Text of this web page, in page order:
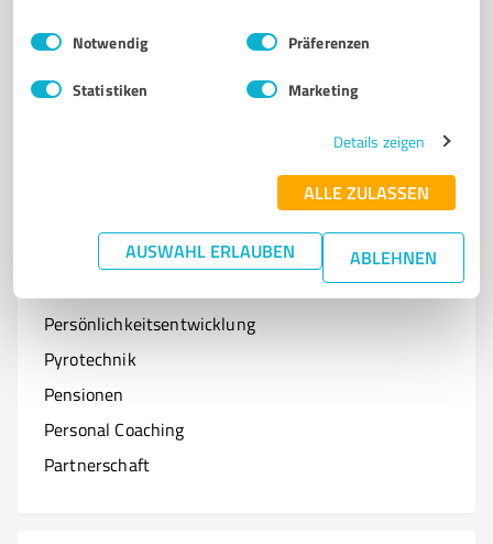
Impressum Datenschutzbestimmungen
Einwilligungsauswahl
Notwendig Präferenzen
Statistiken Marketing
Details zeigen
ALLE ZULASSEN
AUSWAHL ERLAUBEN ABLEHNEN
Optiker
Onlineshops
Branchen mit P
Persönlichkeitsentwicklung
Pyrotechnik
Pensionen
Personal Coaching
Partnerschaft